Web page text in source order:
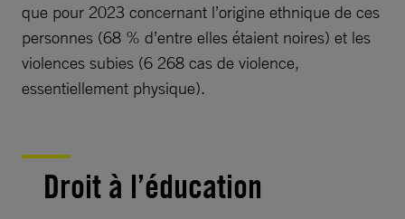
que pour 2023 concernant l’origine ethnique de ces
personnes (68 % d’entre elles étaient noires) et les
violences subies (6 268 cas de violence,
essentiellement physique).
Droit à l’éducation